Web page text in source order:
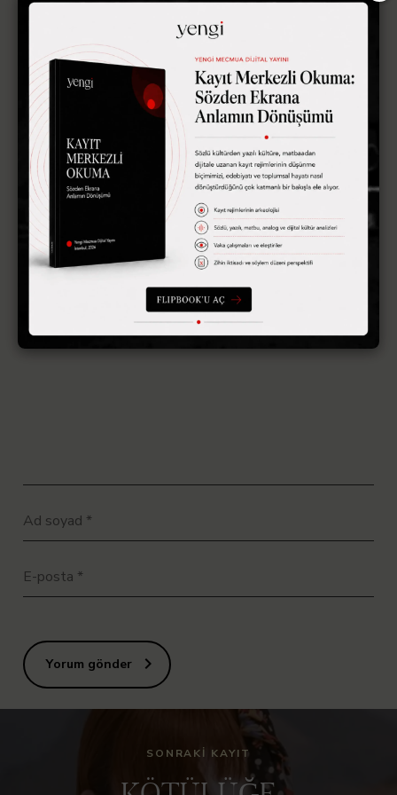
E-posta adresiniz yayınlanmayacak. Gerekli alanlar
işaretlenmişlerdir
Yorum
Ad soyad *
E-posta *
Yorum gönder
SONRAKI KAYIT